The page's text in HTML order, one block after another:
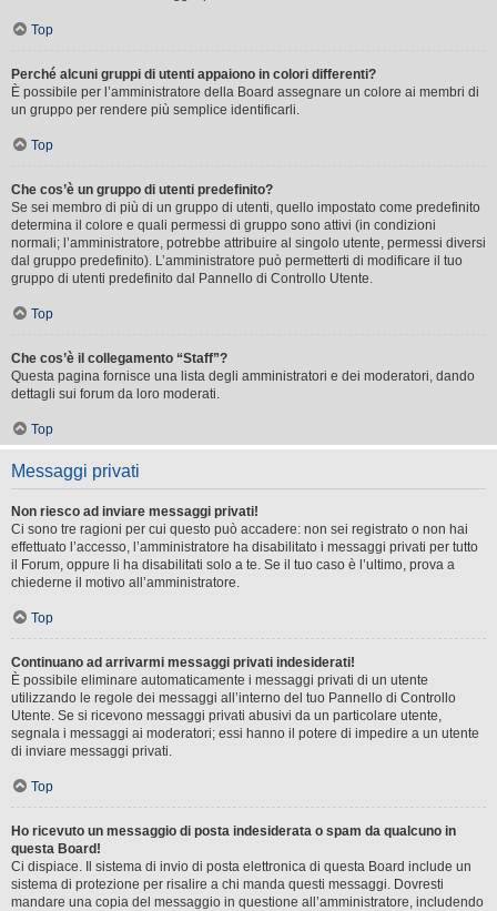
Top
Perché alcuni gruppi di utenti appaiono in colori differenti?
È possibile per l’amministratore della Board assegnare un colore ai membri di
un gruppo per rendere più semplice identificarli.
Top
Che cos’è un gruppo di utenti predefinito?
Se sei membro di più di un gruppo di utenti, quello impostato come predefinito
determina il colore e quali permessi di gruppo sono attivi (in condizioni
normali; l’amministratore, potrebbe attribuire al singolo utente, permessi diversi
dal gruppo predefinito). L’amministratore può permetterti di modificare il tuo
gruppo di utenti predefinito dal Pannello di Controllo Utente.
Top
Che cos’è il collegamento “Staff”?
Questa pagina fornisce una lista degli amministratori e dei moderatori, dando
dettagli sui forum da loro moderati.
Top
Messaggi privati
Non riesco ad inviare messaggi privati!
Ci sono tre ragioni per cui questo può accadere: non sei registrato o non hai
effettuato l’accesso, l’amministratore ha disabilitato i messaggi privati per tutto
il Forum, oppure li ha disabilitati solo a te. Se il tuo caso è l’ultimo, prova a
chiederne il motivo all’amministratore.
Top
Continuano ad arrivarmi messaggi privati indesiderati!
È possibile eliminare automaticamente i messaggi privati ​​di un utente
utilizzando le regole dei messaggi all’interno del tuo Pannello di Controllo
Utente. Se si ricevono messaggi privati ​​abusivi da un particolare utente,
segnala i messaggi ai moderatori; essi hanno il potere di impedire a un utente
di inviare messaggi privati​​.
Top
Ho ricevuto un messaggio di posta indesiderata o spam da qualcuno in
questa Board!
Ci dispiace. Il sistema di invio di posta elettronica di questa Board include un
sistema di protezione per risalire a chi manda questi messaggi. Dovresti
mandare una copia del messaggio in questione all’amministratore, includendo